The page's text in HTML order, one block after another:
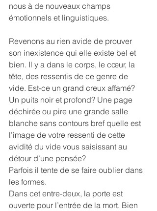
nous à de nouveaux champs
émotionnels et linguistiques.
Revenons au rien avide de prouver
son inexistence qui elle existe bel et
bien. Il y a dans le corps, le cœur, la
tête, des ressentis de ce genre de
vide. Est-ce un grand creux affamé?
Un puits noir et profond? Une page
déchirée ou pire une grande salle
blanche sans contours bref quelle est
l’image de votre ressenti de cette
avidité du vide vous saisissant au
détour d’une pensée?
Parfois il tente de se faire oublier dans
les formes.
Dans cet entre-deux, la porte est
ouverte pour l’entrée de la mort. Bien